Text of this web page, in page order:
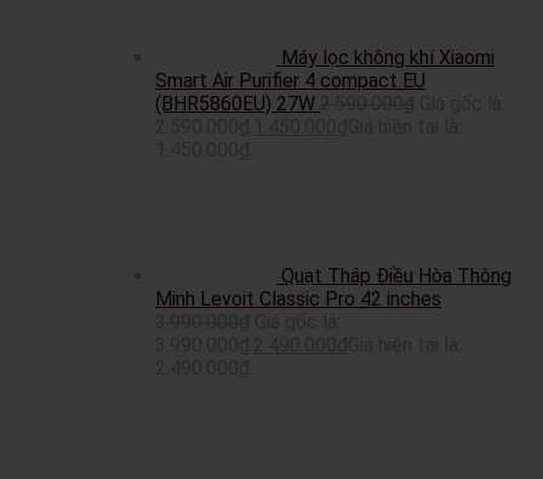
Máy lọc không khí Xiaomi
Smart Air Purifier 4 compact EU
(BHR5860EU) 27W
Quạt Tháp Điều Hòa Thông
Minh Levoit Classic Pro 42 inches